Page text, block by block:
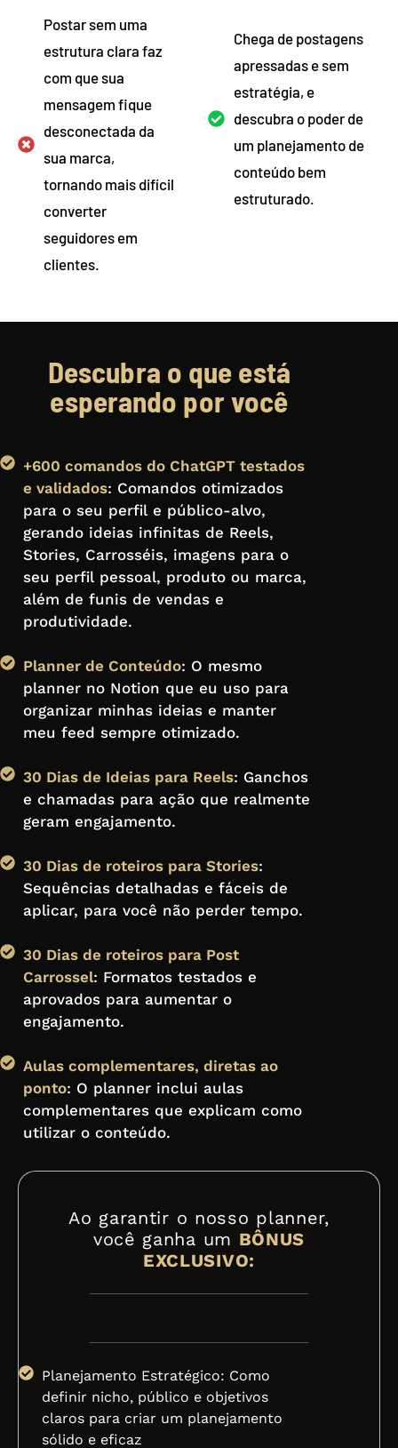
Postar sem uma
estrutura clara faz
com que sua
mensagem fique
desconectada da
sua marca,
tornando mais difícil
converter
seguidores em
clientes.
Chega de postagens
apressadas e sem
estratégia, e
descubra o poder de
um planejamento de
conteúdo bem
estruturado.
Descubra o que está
esperando por você
+600 comandos do ChatGPT testados
e validados: Comandos otimizados
para o seu perfil e público-alvo,
gerando ideias infinitas de Reels,
Stories, Carrosséis, imagens para o
seu perfil pessoal, produto ou marca,
além de funis de vendas e
produtividade.
Planner de Conteúdo: O mesmo
planner no Notion que eu uso para
organizar minhas ideias e manter
meu feed sempre otimizado.
30 Dias de Ideias para Reels: Ganchos
e chamadas para ação que realmente
geram engajamento.
30 Dias de roteiros para Stories:
Sequências detalhadas e fáceis de
aplicar, para você não perder tempo.
30 Dias de roteiros para Post
Carrossel: Formatos testados e
aprovados para aumentar o
engajamento.
Aulas complementares, diretas ao
ponto: O planner inclui aulas
complementares que explicam como
utilizar o conteúdo.
Ao garantir o nosso planner,
você ganha um BÔNUS
EXCLUSIVO:
Planejamento Estratégico: Como
definir nicho, público e objetivos
claros para criar um planejamento
sólido e eficaz